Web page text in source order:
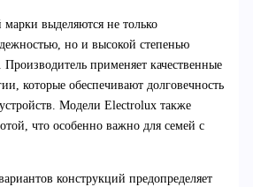
выделяются не только
но и высокой степенью
Производитель применяет качественные
которые обеспечивают долговечность
Модели Electrolux также
что особенно важно для семей с
конструкций предопределяет